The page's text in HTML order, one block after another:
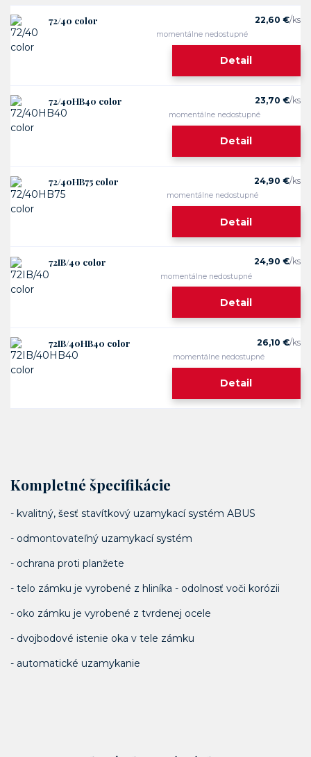
72/40 color 22,60 €/ks
momentálne nedostupné
Detail
72/40HB40 color 23,70 €/ks
momentálne nedostupné
Detail
72/40HB75 color 24,90 €/ks
momentálne nedostupné
Detail
72IB/40 color 24,90 €/ks
momentálne nedostupné
Detail
72IB/40HB40 color 26,10 €/ks
momentálne nedostupné
Detail
Kompletné špecifikácie
- kvalitný, šesť stavítkový uzamykací systém ABUS
- odmontovateľný uzamykací systém
- ochrana proti planžete
- telo zámku je vyrobené z hliníka - odolnosť voči korózii
- oko zámku je vyrobené z tvrdenej ocele
- dvojbodové istenie oka v tele zámku
- automatické uzamykanie